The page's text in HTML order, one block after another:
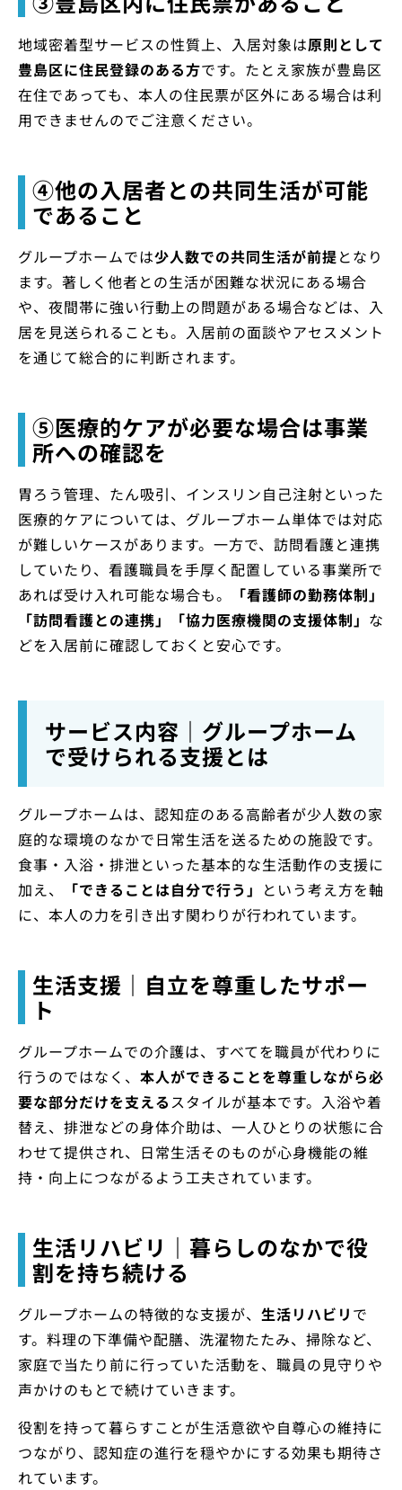
地域密着型サービスの性質上、入居対象は原則として
豊島区に住民登録のある方です。たとえ家族が豊島区
在住であっても、本人の住民票が区外にある場合は利
用できませんのでご注意ください。
④他の入居者との共同生活が可能
であること
グループホームでは少人数での共同生活が前提となり
ます。著しく他者との生活が困難な状況にある場合
や、夜間帯に強い行動上の問題がある場合などは、入
居を見送られることも。入居前の面談やアセスメント
を通じて総合的に判断されます。
⑤医療的ケアが必要な場合は事業
所への確認を
胃ろう管理、たん吸引、インスリン自己注射といった
医療的ケアについては、グループホーム単体では対応
が難しいケースがあります。一方で、訪問看護と連携
していたり、看護職員を手厚く配置している事業所で
あれば受け入れ可能な場合も。
「看護師の勤務体制」
「訪問看護との連携」「協力医療機関の支援体制」 な
どを入居前に確認しておくと安心です。
サービス内容｜グループホーム
で受けられる支援とは
グループホームは、認知症のある高齢者が少人数の家
庭的な環境のなかで日常生活を送るための施設です。
食事・入浴・排泄といった基本的な生活動作の支援に
加え、
「できることは自分で行う」 という考え方を軸
に、本人の力を引き出す関わりが行われています。
生活支援｜自立を尊重したサポー
ト
グループホームでの介護は、すべてを職員が代わりに
行うのではなく、 本人ができることを尊重しながら必
要な部分だけを支えるスタイルが基本です。入浴や着
替え、排泄などの身体介助は、一人ひとりの状態に合
わせて提供され、日常生活そのものが心身機能の維
持・向上につながるよう工夫されています。
生活リハビリ｜暮らしのなかで役
割を持ち続ける
グループホームの特徴的な支援が、 生活リハビリ で
す。料理の下準備や配膳、洗濯物たたみ、掃除など、
家庭で当たり前に行っていた活動を、職員の見守りや
声かけのもとで続けていきます。
役割を持って暮らすことが生活意欲や自尊心の維持に
つながり、認知症の進行を穏やかにする効果も期待さ
れています。